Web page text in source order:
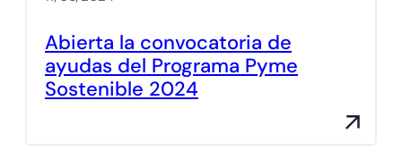
Abierta la convocatoria de
ayudas del Programa Pyme
Sostenible 2024